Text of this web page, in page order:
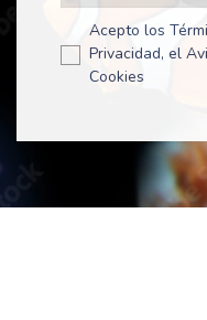
Acepto los
Privacidad, el
Cookies